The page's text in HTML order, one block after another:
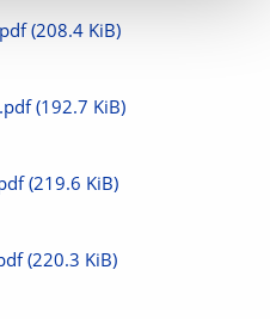
(208.4 KiB)
(192.7 KiB)
(219.6 KiB)
(220.3 KiB)